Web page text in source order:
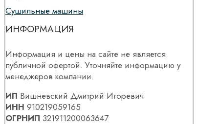
Сушильные машины
ИНФОРМАЦИЯ
Информация и цены на сайте не является
публичной офертой. Уточняйте информацию у
менеджеров компании.
ИП Вишневский Дмитрий Игоревич
ИНН 910219059165
ОГРНИП 321911200063647